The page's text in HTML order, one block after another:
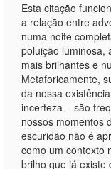
Esta citação
a relação entre
numa noite
poluição luminosa,
mais brilhantes e
Metaforicamente,
da nossa
incerteza – são
nossos momentos
escuridão não é
como um contexto
brilho que já existe